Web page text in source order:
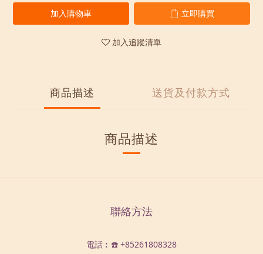
加入購物車 立即購買
加入追蹤清單
商品描述 送貨及付款方式
商品描述
聯絡方法
電話︰☎️ +85261808328